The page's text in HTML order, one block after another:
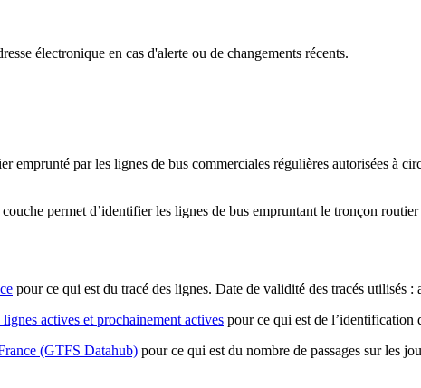
électronique en cas d'alerte ou de changements récents.
emprunté par les lignes de bus commerciales régulières autorisées à
permet d’identifier les lignes de bus empruntant le tronçon
pour ce qui est du tracé des lignes. Date de validité des tracés utilisés :
actives et prochainement actives pour ce qui est de l’identification
(GTFS Datahub) pour ce qui est du nombre de passages sur les